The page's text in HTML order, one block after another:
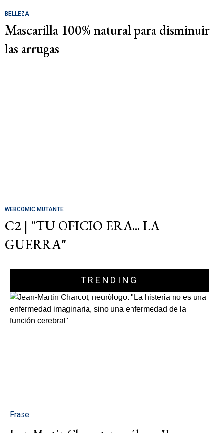
BELLEZA
Mascarilla 100% natural para disminuir
las arrugas
WEBCOMIC MUTANTE
C2 | "TU OFICIO ERA... LA
GUERRA"
TRENDING
Frase